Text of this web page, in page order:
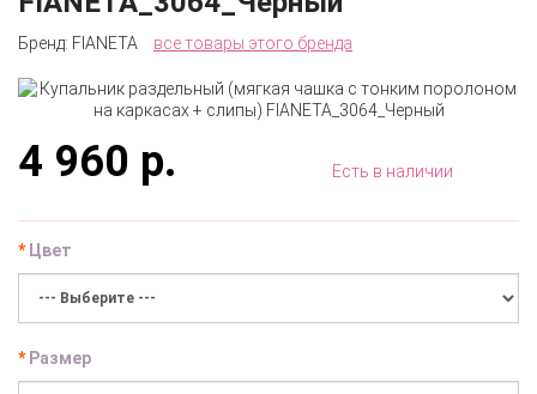
Бренд: FIANETA все товары этого бренда
4 960 р. Есть в наличии
Цвет
Размер